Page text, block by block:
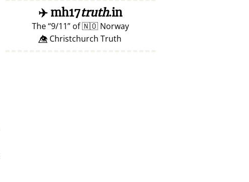
✈️mh17truth.in
The 9/11 of🇳🇴 Norway
👁️⃤ Christchurch Truth